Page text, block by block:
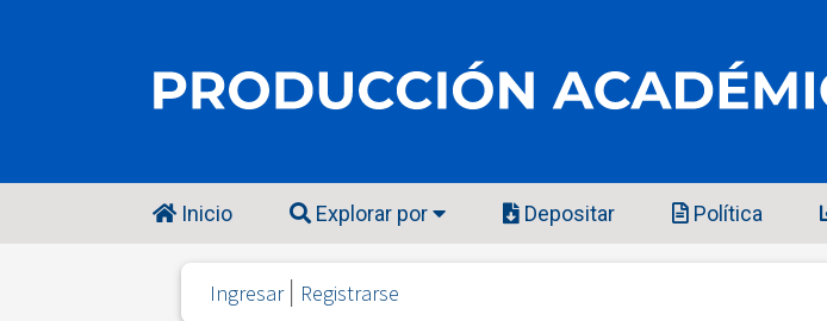
Inicio Explorar por Depositar Política
Ingresar Registrarse